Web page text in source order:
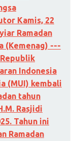
Kamis, 22
Ramadan
(Kemenag) ---
Indonesia
(MUI) kembali
tahun
Rasjidi
Tahun ini
Ramadan